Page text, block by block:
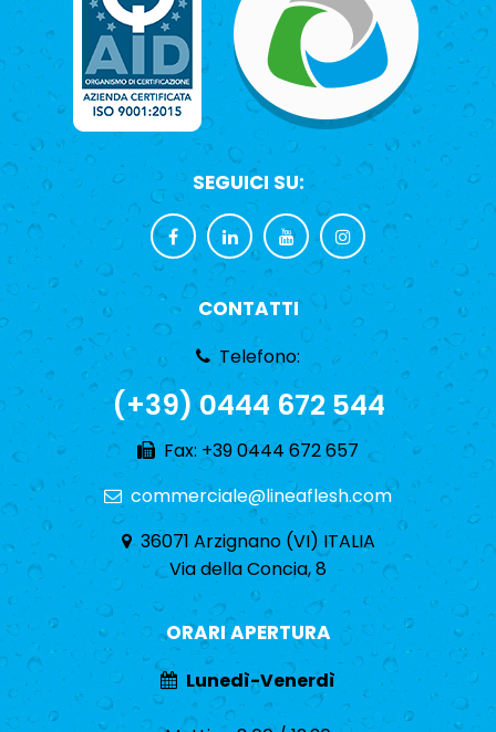
SEGUICI SU:
CONTATTI
Telefono:
(+39) 0444 672 544
Fax: +39 0444 672 657
commerciale@lineaflesh.com
36071 Arzignano (VI) ITALIA
Via della Concia, 8
ORARI APERTURA
Lunedì-Venerdì